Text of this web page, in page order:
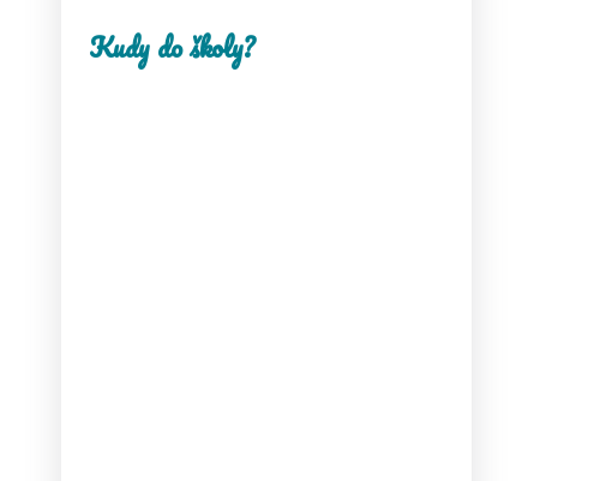
Kudy do školy?